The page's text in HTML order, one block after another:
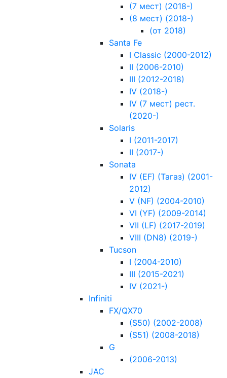
(7 мест) (2018-)
(8 мест) (2018-)
(от 2018)
Santa Fe
I Classic (2000-2012)
II (2006-2010)
III (2012-2018)
IV (2018-)
IV (7 мест) рест.
(2020-)
Solaris
I (2011-2017)
II (2017-)
Sonata
IV (EF) (Тагаз) (2001-
2012)
V (NF) (2004-2010)
VI (YF) (2009-2014)
VII (LF) (2017-2019)
VIII (DN8) (2019-)
Tucson
I (2004-2010)
III (2015-2021)
IV (2021-)
Infiniti
FX/QX70
(S50) (2002-2008)
(S51) (2008-2018)
G
(2006-2013)
JAC